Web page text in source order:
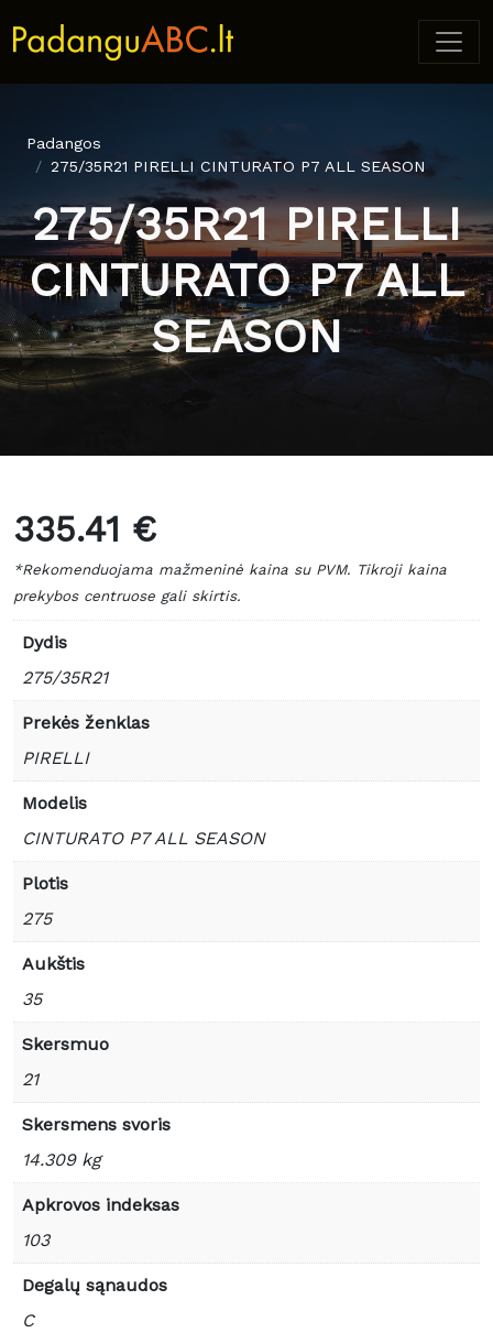
Padangos
275/35R21 PIRELLI CINTURATO P7 ALL SEASON
275/35R21 PIRELLI
CINTURATO P7 ALL
SEASON
335.41 €
*Rekomenduojama mažmeninė kaina su PVM. Tikroji kaina
prekybos centruose gali skirtis.
Dydis
275/35R21
Prekės ženklas
PIRELLI
Modelis
CINTURATO P7 ALL SEASON
Plotis
275
Aukštis
35
Skersmuo
21
Skersmens svoris
14.309 kg
Apkrovos indeksas
103
Degalų sąnaudos
C